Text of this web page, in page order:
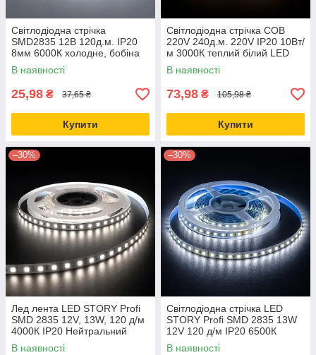
Світлодіодна стрічка
SMD2835 12В 120д.м. IP20
8мм 6000К холодне, бобіна
10м (ціна 1м)
В наявності
25,98 ₴ 37,65 ₴
Купити
Світлодіодна стрічка COB
220V 240д.м. 220V IP20 10Вт/
м 3000К теплий білий LED
STORY бобіна 10м (ціна 1м)
В наявності
73,98 ₴ 105,98 ₴
Купити
–30%
Лед лента LED STORY Profi
SMD 2835 12V, 13W, 120 д/м
4000К IP20 Нейтральний
білий (ціна 1м)
В наявності
–30%
Світлодіодна стрічка LED
STORY Profi SMD 2835 13W
12V 120 д/м ІР20 6500К
Холодний (ціна 1м)
В наявності